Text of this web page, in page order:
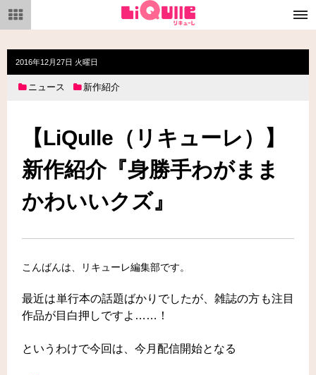
メ
ニ
ュ
2016年12月27日 火曜日
ニュース 新作紹介
【LiQulle（リキューレ）】
新作紹介『身勝手わがまま
かわいいクズ』
こんばんは、リキューレ編集部です。
最近は単行本の話題ばかりでしたが、雑誌の方も注目
作品が目白押しですよ……！
というわけで今回は、今月配信開始となる